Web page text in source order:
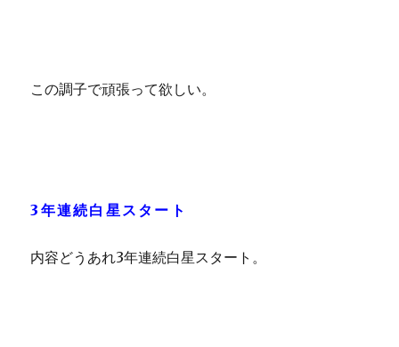
この調子で頑張って欲しい。
3年連続白星スタート
内容どうあれ3年連続白星スタート。